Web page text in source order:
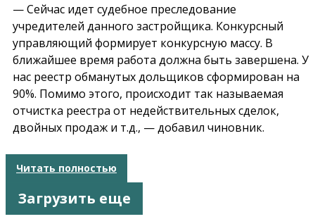
— Сейчас идет судебное преследование
учредителей данного застройщика. Конкурсный
управляющий формирует конкурсную массу. В
ближайшее время работа должна быть завершена. У
нас реестр обманутых дольщиков сформирован на
90%. Помимо этого, происходит так называемая
отчистка реестра от недействительных сделок,
двойных продаж и т.д., — добавил чиновник.
Читать полностью
Загрузить еще